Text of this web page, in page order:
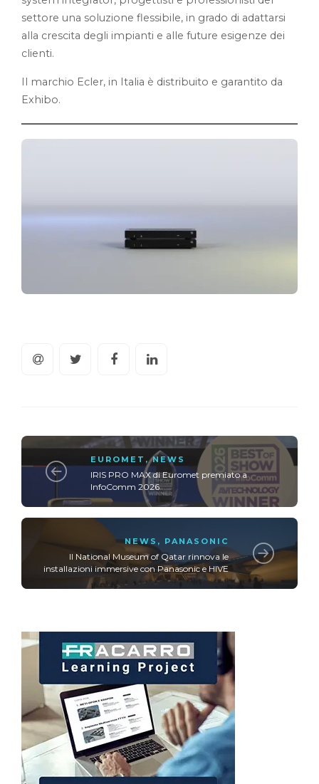
settore una soluzione flessibile, in grado di adattarsi
alla crescita degli impianti e alle future esigenze dei
clienti.
Il marchio Ecler, in Italia è distribuito e garantito da
Exhibo.
EUROMET ,NEWS
IRIS PRO MAX di Euromet premiato a
InfoComm 2026
NEWS , PANASONIC
Il National Museum of Qatar rinnova le
installazioni immersive con Panasonic e HIVE